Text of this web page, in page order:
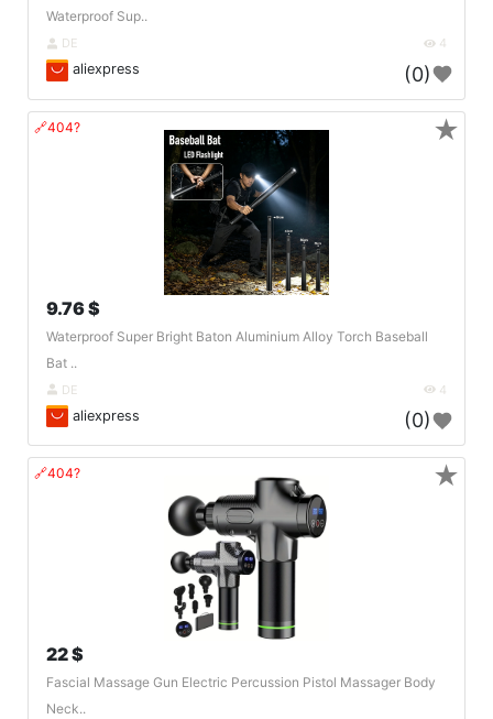
Waterproof Sup..
DE 4
aliexpress (0)
🔗404?
9.76 $
Waterproof Super Bright Baton Aluminium Alloy Torch Baseball
Bat ..
DE 4
aliexpress (0)
★
🔗404?
22 $
Fascial Massage Gun Electric Percussion Pistol Massager Body
Neck..
★